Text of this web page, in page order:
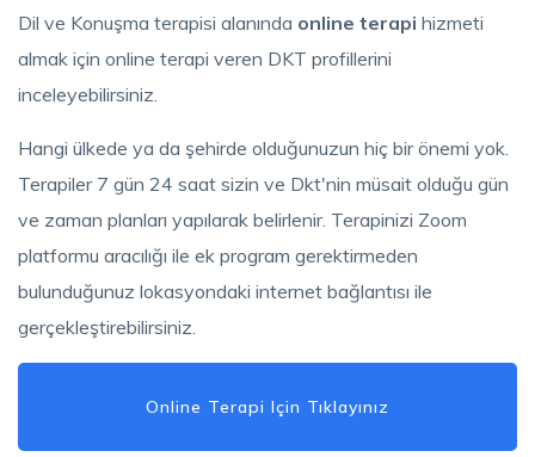
Dil ve Konuşma terapisi alanında online terapi hizmeti
almak için online terapi veren DKT profillerini
inceleyebilirsiniz.
Hangi ülkede ya da şehirde olduğunuzun hiç bir önemi yok.
Terapiler 7 gün 24 saat sizin ve Dkt'nin müsait olduğu gün
ve zaman planları yapılarak belirlenir. Terapinizi Zoom
platformu aracılığı ile ek program gerektirmeden
bulunduğunuz lokasyondaki internet bağlantısı ile
gerçekleştirebilirsiniz.
Online Terapi Için Tıklayınız